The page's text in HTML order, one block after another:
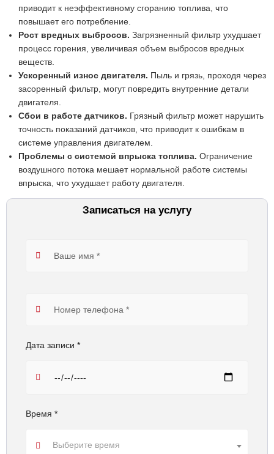
приводит к неэффективному сгоранию топлива, что
повышает его потребление.
Рост вредных выбросов. Загрязненный фильтр ухудшает
процесс горения, увеличивая объем выбросов вредных
веществ.
Ускоренный износ двигателя. Пыль и грязь, проходя через
засоренный фильтр, могут повредить внутренние детали
двигателя.
Сбои в работе датчиков. Грязный фильтр может нарушить
точность показаний датчиков, что приводит к ошибкам в
системе управления двигателем.
Проблемы с системой впрыска топлива. Ограничение
воздушного потока мешает нормальной работе системы
впрыска, что ухудшает работу двигателя.
Записаться на услугу
Дата записи *
Время *
Выберите время